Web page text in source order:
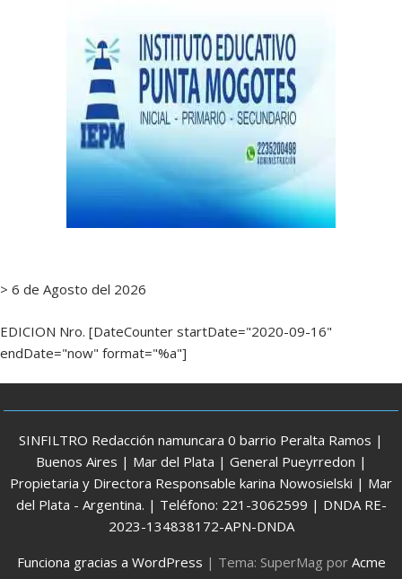
> 6 de Agosto del 2026
EDICION Nro. [DateCounter startDate="2020-09-16"
endDate="now" format="%a"]
SINFILTRO Redacción namuncara 0 barrio Peralta Ramos |
Buenos Aires | Mar del Plata | General Pueyrredon |
Propietaria y Directora Responsable karina Nowosielski | Mar
del Plata - Argentina. | Teléfono: 221-3062599 | DNDA RE-
2023-134838172-APN-DNDA
Funciona gracias a WordPress | Tema: SuperMag por Acme